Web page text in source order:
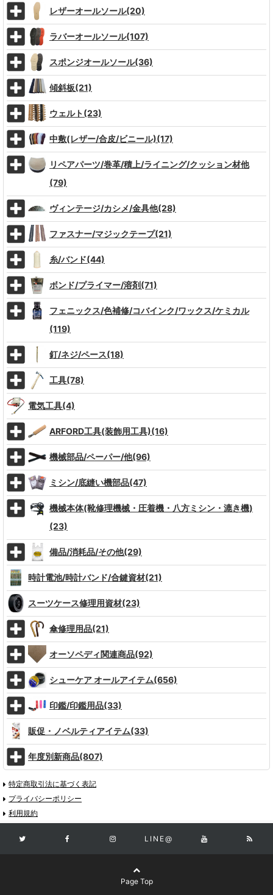
レザーオールソール(20)
ラバーオールソール(107)
スポンジオールソール(36)
傾斜板(21)
ウェルト(23)
中敷(レザー/合皮/ビニール)(17)
リペアパーツ/巻革/積上/ライニング/クッション材他
(79)
ヴィンテージ/カシメ/金具他(28)
ファスナー/マジックテープ(21)
糸/バンド(44)
ボンド/プライマー/溶剤(71)
フェニックス/色補修/コバインク/ワックス/ケミカル
(119)
釘/ネジ/ペース(18)
工具(78)
電気工具(4)
ARFORD工具(装飾用工具)(16)
機械部品/ペーパー/他(96)
ミシン/底縫い機部品(47)
機械本体(靴修理機械・圧着機・八方ミシン・漉き機)
(23)
備品/消耗品/その他(29)
時計電池/時計バンド/合鍵資材(21)
スーツケース修理用資材(23)
傘修理用品(21)
オーソペディ関連商品(92)
シューケア オールアイテム(656)
印鑑/印鑑用品(33)
販促・ノベルティアイテム(33)
年度別新商品(807)
特定商取引法に基づく表記
プライバシーポリシー
利用規約
LINE@
Page Top